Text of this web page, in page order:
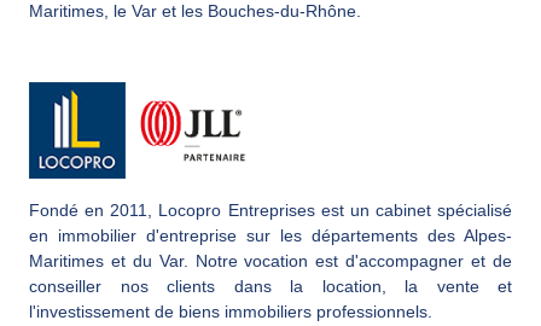
Maritimes, le Var et les Bouches-du-Rhône.
Fondé en 2011, Locopro Entreprises est un cabinet spécialisé
en immobilier d'entreprise sur les départements des Alpes-
Maritimes et du Var. Notre vocation est d'accompagner et de
conseiller nos clients dans la location, la vente et
l'investissement de biens immobiliers professionnels.